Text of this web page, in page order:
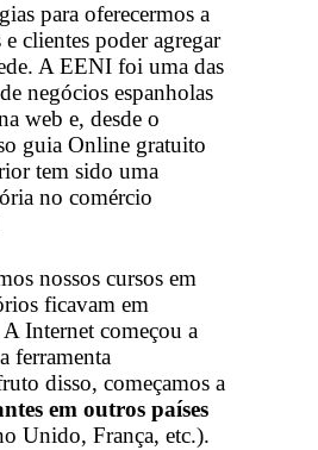
para oferecermos a
e clientes poder agregar
A EENI foi uma das
negócios espanholas
web e, desde o
guia Online gratuito
tem sido uma
no comércio
nossos cursos em
ficavam em
Internet começou a
ferramenta
disso, começamos a
em outros países
Unido, França, etc.).